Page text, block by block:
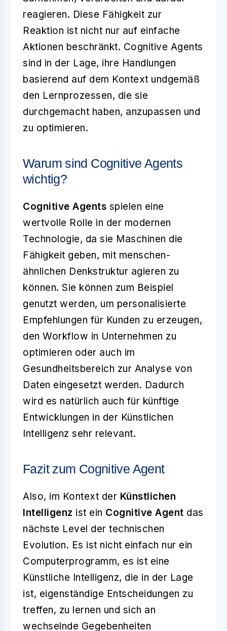
reagieren. Diese Fähigkeit zur
Reaktion ist nicht nur auf einfache
Aktionen beschränkt. Cognitive Agents
sind in der Lage, ihre Handlungen
basierend auf dem Kontext undgemäß
den Lernprozessen, die sie
durchgemacht haben, anzupassen und
zu optimieren.
Warum sind Cognitive Agents
wichtig?
Cognitive Agents spielen eine
wertvolle Rolle in der modernen
Technologie, da sie Maschinen die
Fähigkeit geben, mit menschen-
ähnlichen Denkstruktur agieren zu
können. Sie können zum Beispiel
genutzt werden, um personalisierte
Empfehlungen für Kunden zu erzeugen,
den Workflow in Unternehmen zu
optimieren oder auch im
Gesundheitsbereich zur Analyse von
Daten eingesetzt werden. Dadurch
wird es natürlich auch für künftige
Entwicklungen in der Künstlichen
Intelligenz sehr relevant.
Fazit zum Cognitive Agent
Also, im Kontext der Künstlichen
Intelligenz ist ein Cognitive Agent das
nächste Level der technischen
Evolution. Es ist nicht einfach nur ein
Computerprogramm, es ist eine
Künstliche Intelligenz, die in der Lage
ist, eigenständige Entscheidungen zu
treffen, zu lernen und sich an
wechselnde Gegebenheiten